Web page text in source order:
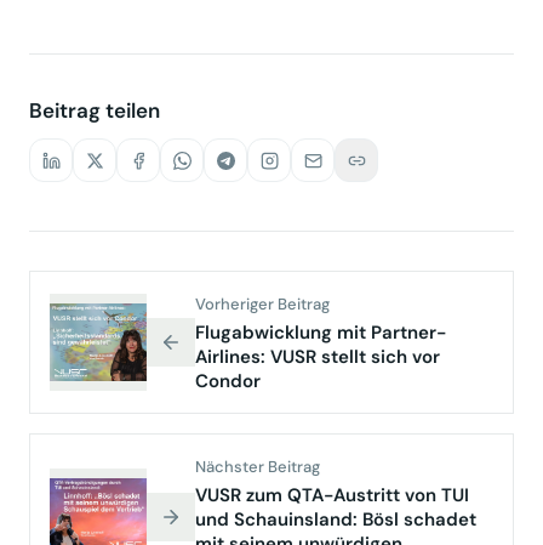
Beitrag teilen
Vorheriger Beitrag
Flugabwicklung mit Partner-
Airlines: VUSR stellt sich vor
Condor
Nächster Beitrag
VUSR zum QTA-Austritt von TUI
und Schauinsland: Bösl schadet